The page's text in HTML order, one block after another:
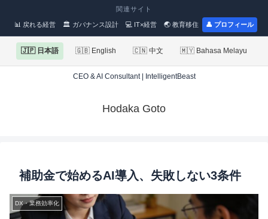
関連サイト
📊 戻れる経営 🏛 ガバナンス設計 💻 IT×経営 🌏 教育移住 👤 プロフィール
🇯🇵 日本語 🇬🇧 English 🇨🇳 中文 🇲🇾 Bahasa Melayu
CEO & AI Consultant | IntelligentBeast
Hodaka Goto
補助金で始めるAI導入、失敗しない3条件
DX・業務効率化